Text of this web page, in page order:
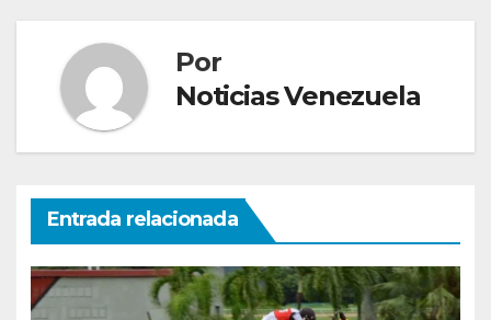
Por
Noticias Venezuela
Entrada relacionada